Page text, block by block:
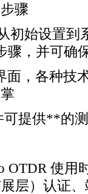
骤
初始设置到
骤，并可确
面，各种技
可提供**的
OTDR 使
层）认证